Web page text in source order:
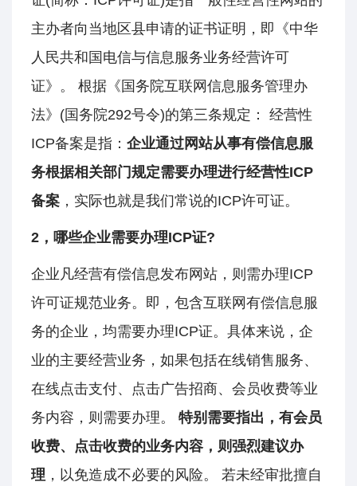
主办者向当地区县申请的证书证明，即《中华
人民共和国电信与信息服务业务经营许可
证》。 根据《国务院互联网信息服务管理办
法》(国务院292号令)的第三条规定： 经营性
ICP备案是指： 企业通过网站从事有偿信息服
务根据相关部门规定需要办理进行经营性ICP
备案 ，实际也就是我们常说的ICP许可证。
2，哪些企业需要办理ICP证?
企业凡经营有偿信息发布网站，则需办理ICP
许可证规范业务。即，包含互联网有偿信息服
务的企业，均需要办理ICP证。具体来说，企
业的主要经营业务，如果包括在线销售服务、
在线点击支付、点击广告招商、会员收费等业
务内容，则需要办理。 特别需要指出，有会员
收费、点击收费的业务内容，则强烈建议办
理 ，以免造成不必要的风险。 若未经审批擅自